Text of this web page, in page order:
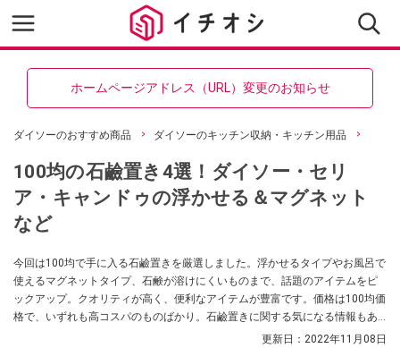
ホームページアドレス（URL）変更のお知らせ
ダイソーのおすすめ商品 ダイソーのキッチン収納・キッチン用品
100均の石鹼置き4選！ダイソー・セリ
ア・キャンドゥの浮かせる＆マグネット
など
今回は100均で手に入る石鹼置きを厳選しました。浮かせるタイプやお風呂で
使えるマグネットタイプ、石鹸が溶けにくいものまで、話題のアイテムをピ
ックアップ。クオリティが高く、便利なアイテムが豊富です。価格は100均価
格で、いずれも高コスパのものばかり。石鹼置きに関する気になる情報もあ
更新日： 2022年11月08日